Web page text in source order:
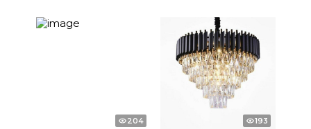
204 193